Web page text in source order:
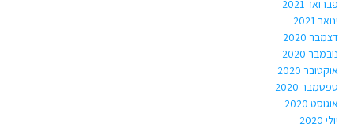
פברואר 2021
ינואר 2021
דצמבר 2020
נובמבר 2020
אוקטובר 2020
ספטמבר 2020
אוגוסט 2020
יולי 2020